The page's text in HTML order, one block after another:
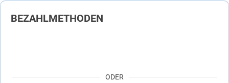
ODER
BEZAHLMETHODEN